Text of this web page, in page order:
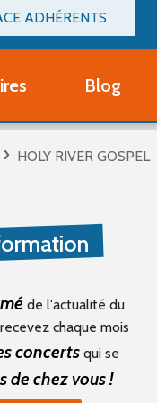
ADHÉRENTS
Blog
HOLY RIVER GOSPEL
de l'actualité du
chaque mois
concertsqui se
de chez vous !